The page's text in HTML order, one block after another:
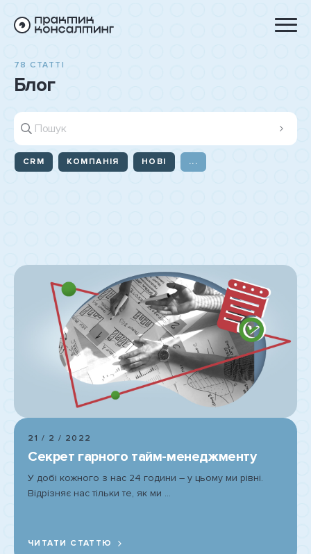
78 СТАТТІ
Блог
CRM КОМПАНІЯ НОВІ ...
21 / 2 / 2022
Секрет гарного тайм-менеджменту
У добі кожного з нас 24 години – у цьому ми рівні.
Відрізняє нас тільки те, як ми ...
ЧИТАТИ СТАТТЮ